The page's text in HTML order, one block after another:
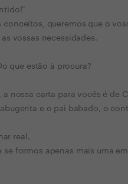
conceitos, queremos que o
vossas necessidades.
que estão à procura?
nossa carta para vocês é de
e o pai babado, o
real.
formos apenas mais uma